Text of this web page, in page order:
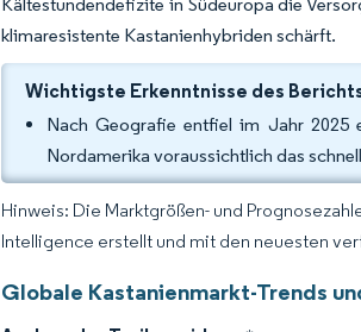
klimaresistente Kastanienhybriden schärft.
Wichtigste Erkenntnisse des
Nach Geografie entfiel im Jahr 2025
Nordamerika voraussichtlich das
Hinweis: Die Marktgrößen- und
Intelligence erstellt und mit den neuesten
Globale Kastanienmarkt-Trends